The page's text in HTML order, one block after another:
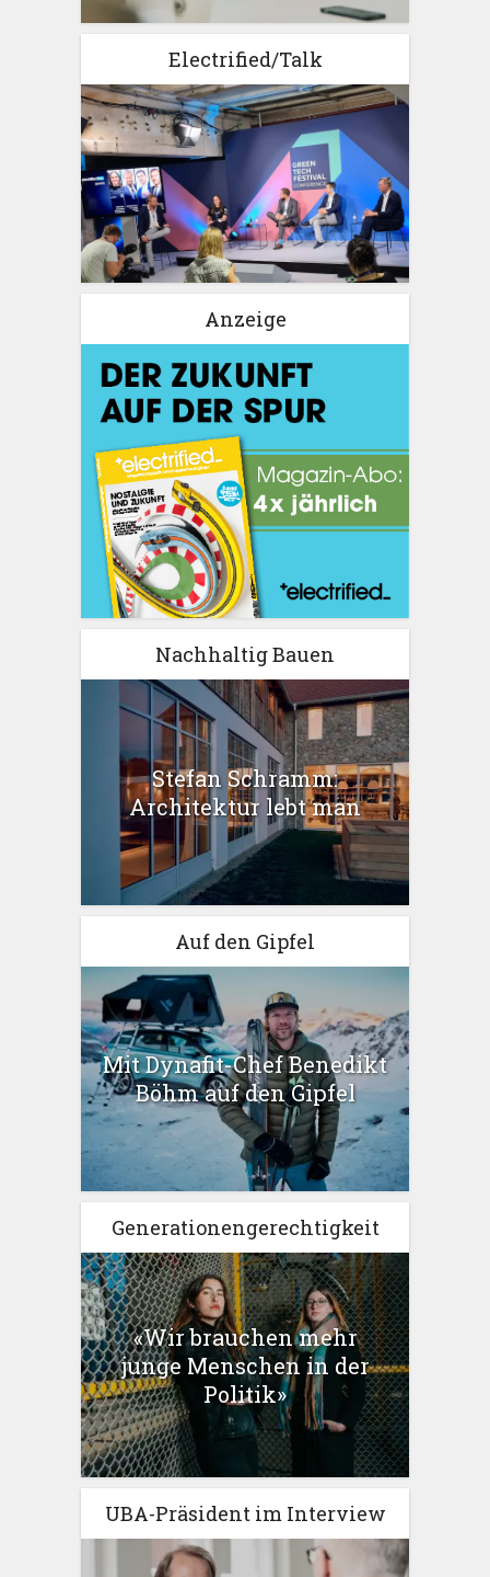
Electrified/Talk
Anzeige
Nachhaltig Bauen
Stefan Schramm:
Architektur lebt man
Auf den Gipfel
Mit Dynafit-Chef Benedikt
Böhm auf den Gipfel
Generationengerechtigkeit
«Wir brauchen mehr
junge Menschen in der
Politik»
UBA-Präsident im Interview